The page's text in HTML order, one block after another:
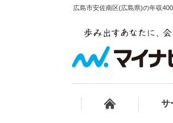
広島市安佐南区(広島県)の年収
サ